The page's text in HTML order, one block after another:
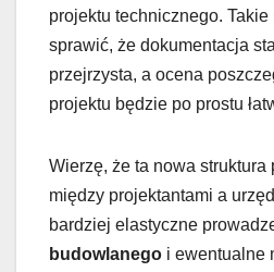
projektu technicznego.
sprawić, że dokumentacja
przejrzysta, a ocena
projektu będzie po prostu
Wierzę, że ta nowa struktura
między projektantami a
bardziej elastyczne
budowlanego i ewentualne